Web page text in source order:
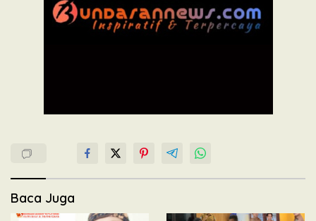
Baca Juga